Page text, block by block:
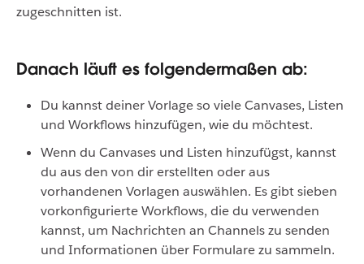
zugeschnitten ist.
Danach läuft es folgendermaßen ab:
Du kannst deiner Vorlage so viele Canvases, Listen
und Workflows hinzufügen, wie du möchtest.
Wenn du Canvases und Listen hinzufügst, kannst
du aus den von dir erstellten oder aus
vorhandenen Vorlagen auswählen. Es gibt sieben
vorkonfigurierte Workflows, die du verwenden
kannst, um Nachrichten an Channels zu senden
und Informationen über Formulare zu sammeln.